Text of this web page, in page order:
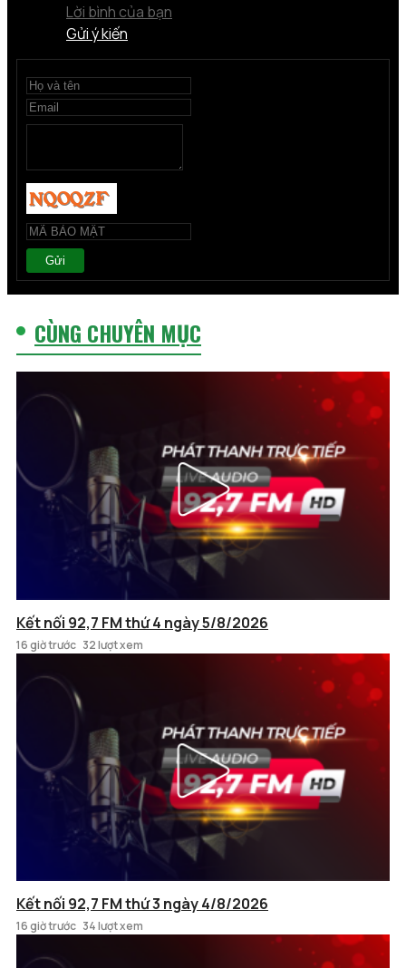
Lời bình của bạn
Gửi ý kiến
Gửi
CÙNG CHUYÊN MỤC
Kết nối 92,7 FM thứ 4 ngày 5/8/2026
16 giờ trước 32 lượt xem
Kết nối 92,7 FM thứ 3 ngày 4/8/2026
16 giờ trước 34 lượt xem